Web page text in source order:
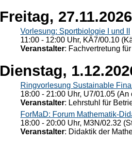
Freitag, 27.11.2026
Vorlesung: Sportbiologie I und II
11:00 - 12:00 Uhr, KÄ7/00.10
Veranstalter: Fachvertretung
Dienstag,
Ringvorlesung Sustainable
18:00 - 21:00 Uhr, U7/01.05
Veranstalter: Lehrstuhl für
ForMaD: Forum Mathematik-
18:00 - 20:00 Uhr, M3N/02.32
Veranstalter: Didaktik der